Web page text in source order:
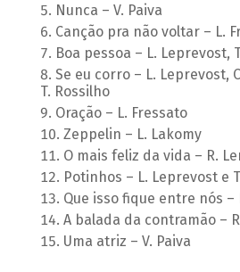
Nunca – V. Paiva
Canção pra não voltar – L.
Boa pessoa – L. Leprevost,
Se eu corro – L. Leprevost,
T. Rossilho
Oração – L. Fressato
Zeppelin – L. Lakomy
O mais feliz da vida – R.
Potinhos – L. Leprevost e
Que isso fique entre nós –
A balada da contramão –
Uma atriz – V. Paiva